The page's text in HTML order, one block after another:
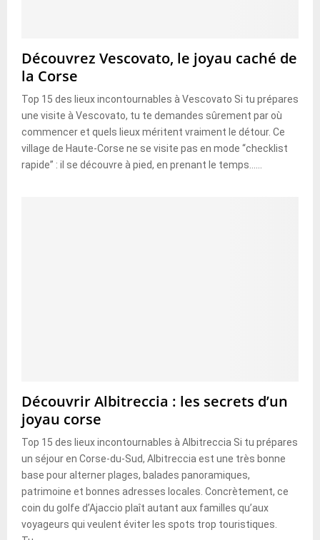
Découvrez Vescovato, le joyau caché de
la Corse
Top 15 des lieux incontournables à Vescovato Si tu prépares
une visite à Vescovato, tu te demandes sûrement par où
commencer et quels lieux méritent vraiment le détour. Ce
village de Haute-Corse ne se visite pas en mode “checklist
rapide” : il se découvre à pied, en prenant le temps......
Découvrir Albitreccia : les secrets d’un
joyau corse
Top 15 des lieux incontournables à Albitreccia Si tu prépares
un séjour en Corse-du-Sud, Albitreccia est une très bonne
base pour alterner plages, balades panoramiques,
patrimoine et bonnes adresses locales. Concrètement, ce
coin du golfe d’Ajaccio plaît autant aux familles qu’aux
voyageurs qui veulent éviter les spots trop touristiques.